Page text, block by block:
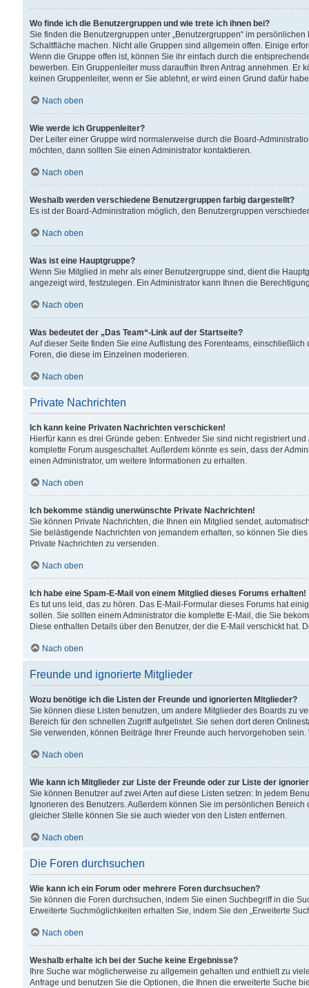
Wo finde ich die Benutzergruppen und wie trete ich ihnen bei?
Sie finden die Benutzergruppen unter „Benutzergruppen“ im
Schaltfläche machen. Nicht alle Gruppen sind allgemein offen. Einige
Wenn die Gruppe offen ist, können Sie ihr einfach durch die
bewerben. Ein Gruppenleiter muss daraufhin Ihren Antrag annehmen.
keinen Gruppenleiter, wenn er Sie ablehnt, er wird einen Grund dafür
Nach oben
Wie werde ich Gruppenleiter?
Der Leiter einer Gruppe wird normalerweise durch die Board-
möchten, dann sollten Sie einen Administrator kontaktieren.
Nach oben
Weshalb werden verschiedene Benutzergruppen farbig dargestellt?
Es ist der Board-Administration möglich, den Benutzergruppen
Nach oben
Was ist eine Hauptgruppe?
Wenn Sie Mitglied in mehr als einer Benutzergruppe sind, dient die
angezeigt wird, festzulegen. Ein Administrator kann Ihnen die
Nach oben
Was bedeutet der „Das Team“-Link auf der Startseite?
Auf dieser Seite finden Sie eine Auflistung des Forenteams,
Foren, die diese im Einzelnen moderieren.
Nach oben
Private Nachrichten
Ich kann keine Privaten Nachrichten verschicken!
Hierfür kann es drei Gründe geben: Entweder Sie sind nicht registriert
komplette Forum ausgeschaltet. Außerdem könnte es sein, dass der
einen Administrator, um weitere Informationen zu erhalten.
Nach oben
Ich bekomme ständig unerwünschte Private Nachrichten!
Sie können Private Nachrichten, die Ihnen ein Mitglied sendet,
Sie belästigende Nachrichten von jemandem erhalten, so können Sie
Private Nachrichten zu versenden.
Nach oben
Ich habe eine Spam-E-Mail von einem Mitglied dieses Forums erhalten!
Es tut uns leid, das zu hören. Das E-Mail-Formular dieses Forums hat
sollen. Sie sollten einem Administrator die komplette E-Mail, die Sie
Diese enthalten Details über den Benutzer, der die E-Mail verschickt hat.
Nach oben
Freunde und ignorierte Mitglieder
Wozu benötige ich die Listen der Freunde und ignorierten Mitglieder?
Sie können diese Listen benutzen, um andere Mitglieder des Boards zu
Bereich für den schnellen Zugriff aufgelistet. Sie sehen dort deren
Sie verwenden, können Beiträge Ihrer Freunde auch hervorgehoben
Nach oben
Wie kann ich Mitglieder zur Liste der Freunde oder zur Liste der
Sie können Benutzer auf zwei Arten auf diese Listen setzen: In jedem
Ignorieren des Benutzers. Außerdem können Sie im persönlichen
gleicher Stelle können Sie sie auch wieder von den Listen entfernen.
Nach oben
Die Foren durchsuchen
Wie kann ich ein Forum oder mehrere Foren durchsuchen?
Sie können die Foren durchsuchen, indem Sie einen Suchbegriff in die
Erweiterte Suchmöglichkeiten erhalten Sie, indem Sie den „Erweiterte
Nach oben
Weshalb erhalte ich bei der Suche keine Ergebnisse?
Ihre Suche war möglicherweise zu allgemein gehalten und enthielt zu
Anfrage und benutzen Sie die Optionen, die Ihnen die erweiterte Suche